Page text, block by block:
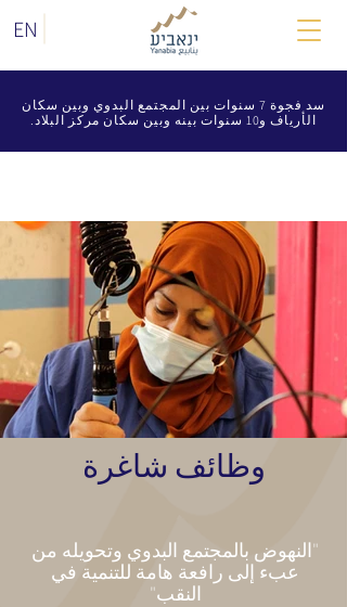
سد فجوة 7 سنوات بين المجتمع البدوي وبين سكان
الأرياف و10 سنوات بينه وبين سكان مركز البلاد.
EN
وظائف شاغرة
"النهوض بالمجتمع البدوي وتحويله من
عبء إلى رافعة هامة للتنمية في
النقب"